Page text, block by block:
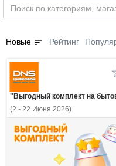
Новые sort Рейтинг
(2 - 22 Июня 2026)